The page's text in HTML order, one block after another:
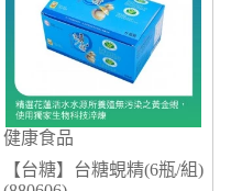
健康食品
【台糖】台糖蜆精(6瓶/組)